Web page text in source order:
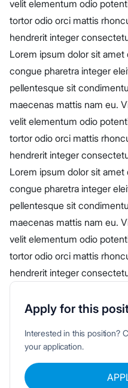
velit elementum odio
tortor odio orci mattis
hendrerit integer
Lorem ipsum dolor sit
congue pharetra integer
pellentesque sit
maecenas mattis nam eu.
velit elementum odio
tortor odio orci mattis
hendrerit integer
Lorem ipsum dolor sit
congue pharetra integer
pellentesque sit
maecenas mattis nam eu.
velit elementum odio
tortor odio orci mattis
hendrerit integer
Apply for this
Interested in this position?
your application.